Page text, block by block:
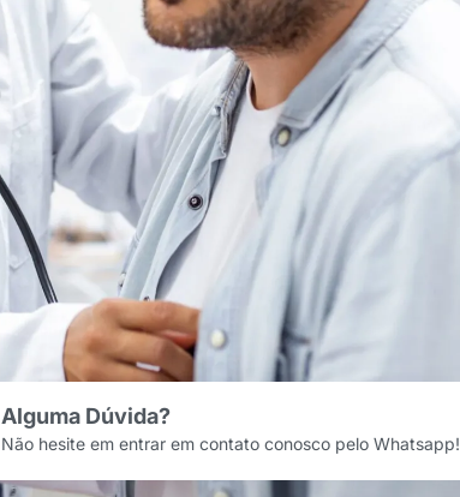
Alguma Dúvida?
Não hesite em entrar em contato conosco pelo Whatsapp!